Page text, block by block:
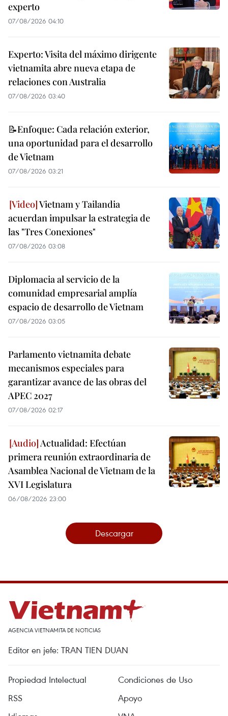
experto
07/08/2026 04:10
Experto: Visita del máximo dirigente
vietnamita abre nueva etapa de
relaciones con Australia
07/08/2026 03:40
📝Enfoque: Cada relación exterior,
una oportunidad para el desarrollo
de Vietnam
07/08/2026 03:21
Vietnam y Tailandia
acuerdan impulsar la estrategia de
las "Tres Conexiones"
07/08/2026 03:08
Diplomacia al servicio de la
comunidad empresarial amplía
espacio de desarrollo de Vietnam
07/08/2026 03:05
Parlamento vietnamita debate
mecanismos especiales para
garantizar avance de las obras del
APEC 2027
07/08/2026 02:17
Actualidad: Efectúan
primera reunión extraordinaria de
Asamblea Nacional de Vietnam de la
XVI Legislatura
06/08/2026 23:00
Descargar
AGENCIA VIETNAMITA DE NOTICIAS
Editor en jefe: TRAN TIEN DUAN
Propiedad Intelectual
Condiciones de Uso
RSS
Apoyo